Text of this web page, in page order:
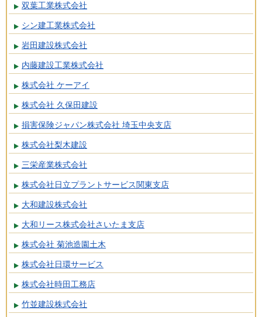
双葉工業株式会社
シン建工業株式会社
岩田建設株式会社
内藤建設工業株式会社
株式会社 ケーアイ
株式会社 久保田建設
損害保険ジャパン株式会社 埼玉中央支店
株式会社梨木建設
三栄産業株式会社
株式会社日立プラントサービス関東支店
大和建設株式会社
大和リース株式会社さいたま支店
株式会社 菊池造園土木
株式会社日環サービス
株式会社時田工務店
竹並建設株式会社